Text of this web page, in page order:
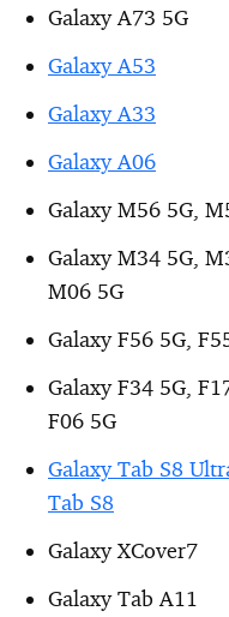
Galaxy A73 5G
Galaxy A53
Galaxy A33
Galaxy A06
Galaxy M56 5G,
Galaxy M34 5G,
M06 5G
Galaxy F56 5G,
Galaxy F34 5G,
F06 5G
Galaxy Tab S8
Tab S8
Galaxy XCover7
Galaxy Tab A11